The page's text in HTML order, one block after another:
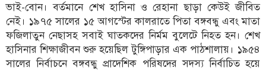
ভাই-বোন। বর্তমানে শেখ হাসিনা ও রেহানা ছাড়া কেউই জীবিত
নেই। ১৯৭৫ সালের ১৫ আগস্টের কালরাতে পিতা বঙ্গবন্ধু এবং মাতা
ফজিলাতুন নেছাসহ সবাই ঘাতকদের নির্মম বুলেটে নিহত হন। শেখ
হাসিনার শিক্ষাজীবন শুরু হয়েছিল টুঙ্গিপাড়ার এক পাঠশালায়। ১৯৫৪
সালের নির্বাচনে বঙ্গবন্ধু প্রাদেশিক পরিষদের সদস্য নির্বাচিত হয়ে